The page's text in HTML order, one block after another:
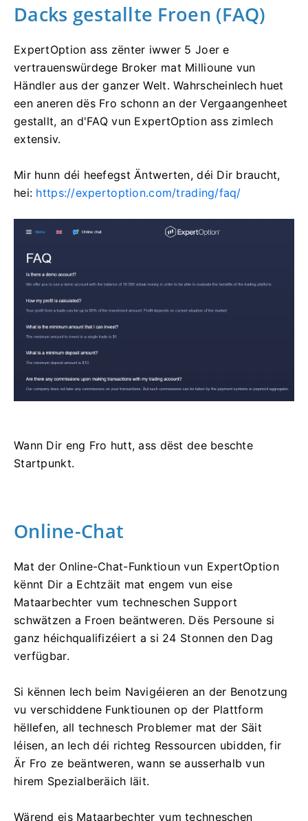
Dacks gestallte Froen (FAQ)
ExpertOption ass zënter iwwer 5 Joer e
vertrauenswürdege Broker mat Millioune vun
Händler aus der ganzer Welt. Wahrscheinlech huet
een aneren dës Fro schonn an der Vergaangenheet
gestallt, an d'FAQ vun ExpertOption ass zimlech
extensiv.
Mir hunn déi heefegst Äntwerten, déi Dir braucht,
hei: https://expertoption.com/trading/faq/
Wann Dir eng Fro hutt, ass dëst dee beschte
Startpunkt.
Online-Chat
Mat der Online-Chat-Funktioun vun ExpertOption
kënnt Dir a Echtzäit mat engem vun eise
Mataarbechter vum techneschen Support
schwätzen a Froen beäntweren. Dës Persoune si
ganz héichqualifizéiert a si 24 Stonnen den Dag
verfügbar.
Si kënnen Iech beim Navigéieren an der Benotzung
vu verschiddene Funktiounen op der Plattform
hëllefen, all technesch Problemer mat der Säit
léisen, an Iech déi richteg Ressourcen ubidden, fir
Är Fro ze beäntweren, wann se ausserhalb vun
hirem Spezialberäich läit.
Wärend eis Mataarbechter vum techneschen